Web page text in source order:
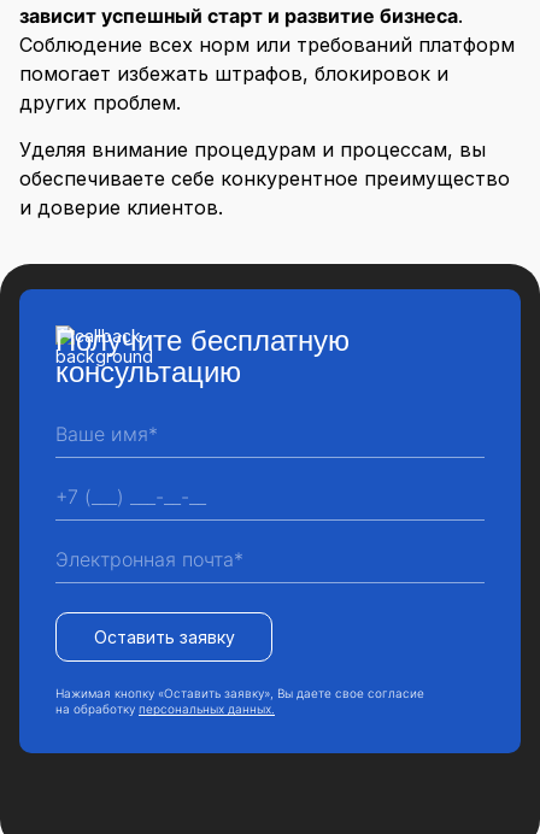
зависит успешный старт и развитие бизнеса.
Соблюдение всех норм или требований платформ
помогает избежать штрафов, блокировок и
других проблем.
Уделяя внимание процедурам и процессам, вы
обеспечиваете себе конкурентное преимущество
и доверие клиентов.
Получите бесплатную
консультацию
Оставить заявку
Нажимая кнопку «Оставить заявку», Вы даете свое согласие
на обработку персональных данных.